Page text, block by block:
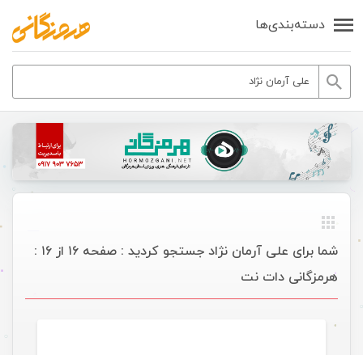
دسته‌بندی‌ها
شما برای علی آرمان نژاد جستجو کردید : صفحه ۱۶ از ۱۶ :
هرمزگانی دات نت